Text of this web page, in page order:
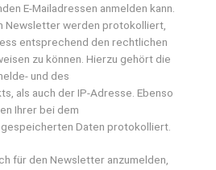
E-Mailadressen anmelden kann.
Newsletter werden protokolliert,
entsprechend den rechtlichen
zu können. Hierzu gehört die
und des
als auch der IP-Adresse. Ebenso
Ihrer bei dem
Daten protokolliert.
für den Newsletter anzumelden,